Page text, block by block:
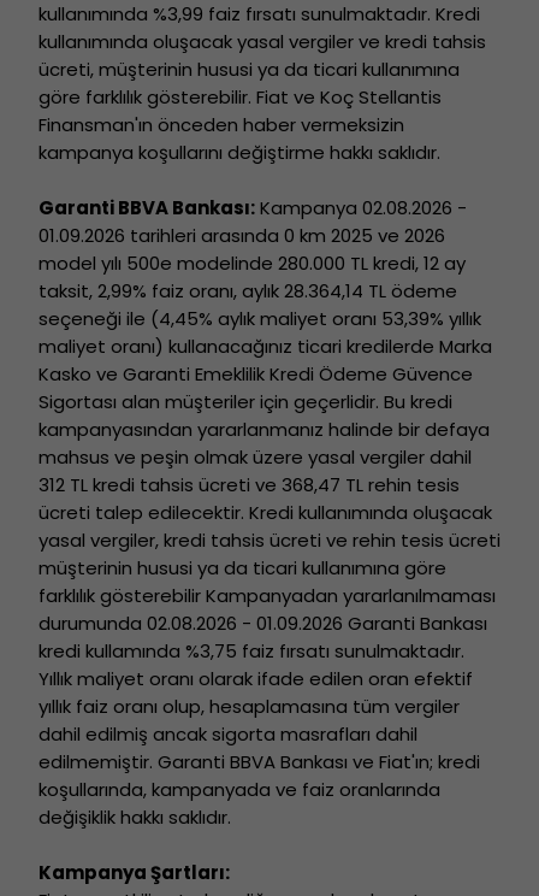
kullanımında %3,99 faiz fırsatı sunulmaktadır. Kredi
kullanımında oluşacak yasal vergiler ve kredi tahsis
ücreti, müşterinin hususi ya da ticari kullanımına
göre farklılık gösterebilir. Fiat ve Koç Stellantis
Finansman'ın önceden haber vermeksizin
kampanya koşullarını değiştirme hakkı saklıdır.
Garanti BBVA Bankası:Kampanya 02.08.2026 -
01.09.2026 tarihleri arasında 0 km 2025 ve 2026
model yılı 500e modelinde 280.000 TL kredi, 12 ay
taksit, 2,99% faiz oranı, aylık 28.364,14 TL ödeme
seçeneği ile (4,45% aylık maliyet oranı 53,39% yıllık
maliyet oranı) kullanacağınız ticari kredilerde Marka
Kasko ve Garanti Emeklilik Kredi Ödeme Güvence
Sigortası alan müşteriler için geçerlidir. Bu kredi
kampanyasından yararlanmanız halinde bir defaya
mahsus ve peşin olmak üzere yasal vergiler dahil
312 TL kredi tahsis ücreti ve 368,47 TL rehin tesis
ücreti talep edilecektir. Kredi kullanımında oluşacak
yasal vergiler, kredi tahsis ücreti ve rehin tesis ücreti
müşterinin hususi ya da ticari kullanımına göre
farklılık gösterebilir Kampanyadan yararlanılmaması
durumunda 02.08.2026 - 01.09.2026 Garanti Bankası
kredi kullamında %3,75 faiz fırsatı sunulmaktadır.
Yıllık maliyet oranı olarak ifade edilen oran efektif
yıllık faiz oranı olup, hesaplamasına tüm vergiler
dahil edilmiş ancak sigorta masrafları dahil
edilmemiştir. Garanti BBVA Bankası ve Fiat'ın; kredi
koşullarında, kampanyada ve faiz oranlarında
değişiklik hakkı saklıdır.
Kampanya Şartları: